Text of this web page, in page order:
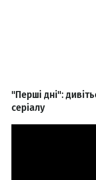
"Перші дні":
серіалу